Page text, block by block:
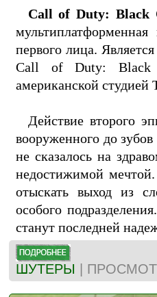
Call of Duty: Black
первого лица.
Call of Duty: Black
американской студией
Действие второго
вооруженного до зубов
не сказалось на
недостижимой
отыскать выход из
особого
станут последней
ШУТЕРЫ |